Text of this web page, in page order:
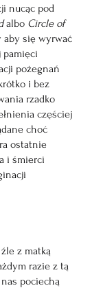
nucąc pod
albo Circle of
aby się wyrwać
pożegnań
i bez
rzadko
częściej
choć
ostatnie
i śmierci
z matką
razie z tą
pociechą